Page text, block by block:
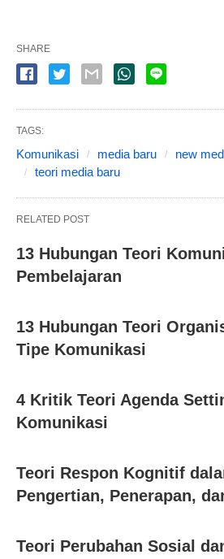
SHARE
TAGS:
Komunikasi media baru new
teori media baru
RELATED POST
13 Hubungan Teori
Pembelajaran
13 Hubungan Teori
Tipe Komunikasi
4 Kritik Teori Agenda
Komunikasi
Teori Respon Kognitif
Pengertian, Penerapan,
Teori Perubahan Sosial